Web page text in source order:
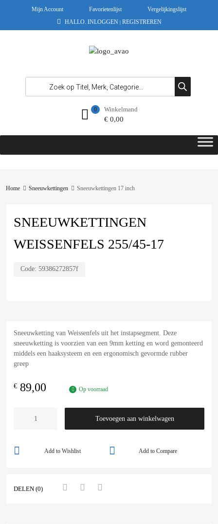
Mijn Account Favorietenlijst
Vergelijkingslijst
HALLO. INLOGGEN | REGISTREREN
Winkelmand
€0,00
0
Home Sneeuwkettingen Sneeuwkettingen 17 inch
SNEEUWKETTINGEN
WEISSENFELS 255/45-17
Code: 59386272857f
Sneeuwketting van Weissenfels uit het instapsegment. Deze
sneeuwketting is voorzien van een 9mm ketting en word gemonteerd
middels een haaksysteem en een ergonomisch gevormde rubber
greep
€ 89,00 Op voorraad
Toevoegen aan winkelwagen
Add to Compare
Add to Wishlist
DELEN (0)